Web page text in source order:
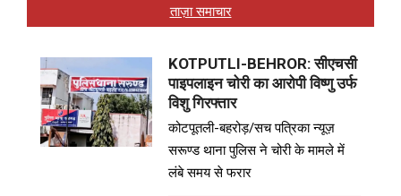
ताज़ा समाचार
KOTPUTLI-BEHROR: सीएचसी
पाइपलाइन चोरी का आरोपी विष्णु उर्फ
विशु गिरफ्तार
कोटपूतली-बहरोड़/सच पत्रिका न्यूज़
सरूण्ड थाना पुलिस ने चोरी के मामले में
लंबे समय से फरार